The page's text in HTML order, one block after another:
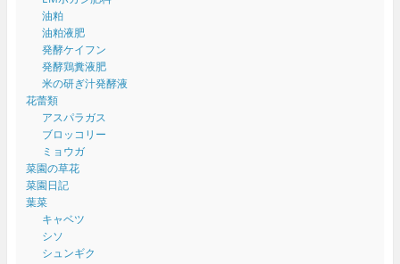
油粕
油粕液肥
発酵ケイフン
発酵鶏糞液肥
米の研ぎ汁発酵液
花蕾類
アスパラガス
ブロッコリー
ミョウガ
菜園の草花
菜園日記
葉菜
キャベツ
シソ
シュンギク